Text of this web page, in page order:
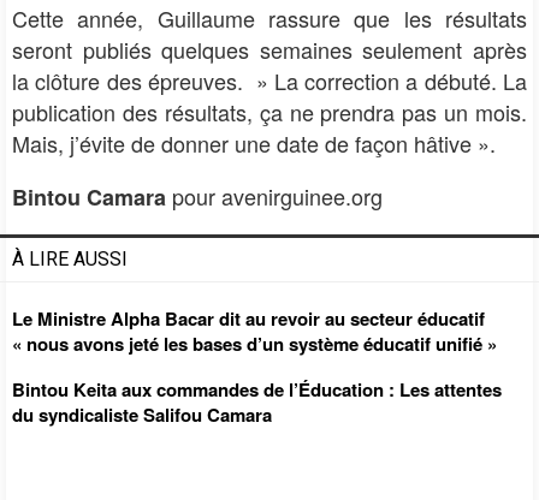
Cette année, Guillaume rassure que les résultats
seront publiés quelques semaines seulement après
la clôture des épreuves. » La correction a débuté. La
publication des résultats, ça ne prendra pas un mois.
Mais, j’évite de donner une date de façon hâtive ».
Bintou Camara pour avenirguinee.org
À LIRE AUSSI
Le Ministre Alpha Bacar dit au revoir au secteur éducatif
« nous avons jeté les bases d’un système éducatif unifié »
Bintou Keita aux commandes de l’Éducation : Les attentes
du syndicaliste Salifou Camara